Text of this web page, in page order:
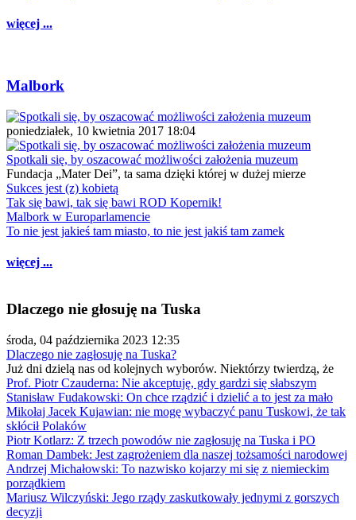
więcej ...
Malbork
poniedziałek, 10 kwietnia 2017 18:04
Spotkali się, by oszacować możliwości założenia muzeum
Fundacja „Mater Dei”, ta sama dzięki której w dużej mierze
Sukces jest (z) kobietą
Tak się bawi, tak się bawi ROD Kopernik!
Malbork w Europarlamencie
To nie jest jakieś tam miasto, to nie jest jakiś tam zamek
więcej ...
Dlaczego nie głosuję na Tuska
środa, 04 października 2023 12:35
Dlaczego nie zagłosuję na Tuska?
Już dni dzielą nas od kolejnych wyborów. Niektórzy twierdzą, że
Prof. Piotr Czauderna: Nie akceptuję, gdy gardzi się słabszym
Stanisław Fudakowski: On chce rządzić i dzielić a to jest za mało
Mikołaj Jacek Kujawian: nie mogę wybaczyć panu Tuskowi, że tak
skłócił Polaków
Piotr Kotlarz: Z trzech powodów nie zagłosuję na Tuska i PO
Roman Dambek: Jest zagrożeniem dla naszej tożsamości narodowej
Andrzej Michałowski: To nazwisko kojarzy mi się z niemieckim
porządkiem
Mariusz Wilczyński: Jego rządy zaskutkowały jednymi z gorszych
decyzji